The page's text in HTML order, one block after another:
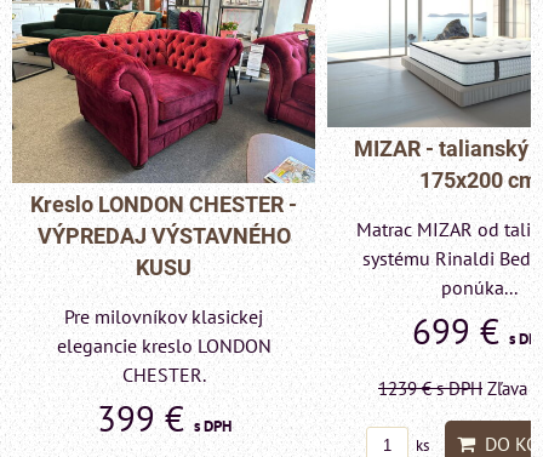
MIZAR - talianský matrac
175x200 cm
Matrac MIZAR od talianskeho
systému Rinaldi Bed System
ponúka...
699 €s DPH
1239 €s DPH Zľava 43.6%
ks DO KOŠÍKA
Pohovka LONDON
- VÝPREDAJ
KUSU
Pre milovníkov
elegancie kreslo a
LONDON
599 €s